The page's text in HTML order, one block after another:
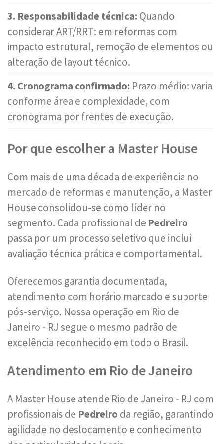
3. Responsabilidade técnica: Quando
considerar ART/RRT: em reformas com
impacto estrutural, remoção de elementos ou
alteração de layout técnico.
4. Cronograma confirmado: Prazo médio: varia
conforme área e complexidade, com
cronograma por frentes de execução.
Por que escolher a Master House
Com mais de uma década de experiência no
mercado de reformas e manutenção, a Master
House consolidou-se como líder no
segmento. Cada profissional de Pedreiro
passa por um processo seletivo que inclui
avaliação técnica prática e comportamental.
Oferecemos garantia documentada,
atendimento com horário marcado e suporte
pós-serviço. Nossa operação em Rio de
Janeiro - RJ segue o mesmo padrão de
excelência reconhecido em todo o Brasil.
Atendimento em Rio de Janeiro
A Master House atende Rio de Janeiro - RJ com
profissionais de Pedreiro da região, garantindo
agilidade no deslocamento e conhecimento